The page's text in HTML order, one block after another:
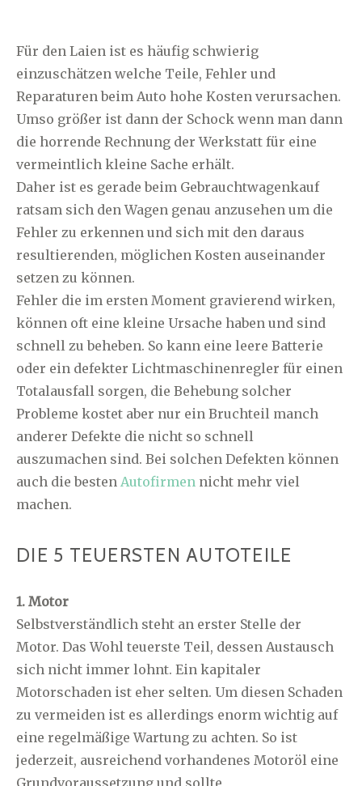
Für den Laien ist es häufig schwierig
einzuschätzen welche Teile, Fehler und
Reparaturen beim Auto hohe Kosten verursachen.
Umso größer ist dann der Schock wenn man dann
die horrende Rechnung der Werkstatt für eine
vermeintlich kleine Sache erhält.
Daher ist es gerade beim Gebrauchtwagenkauf
ratsam sich den Wagen genau anzusehen um die
Fehler zu erkennen und sich mit den daraus
resultierenden, möglichen Kosten auseinander
setzen zu können.
Fehler die im ersten Moment gravierend wirken,
können oft eine kleine Ursache haben und sind
schnell zu beheben. So kann eine leere Batterie
oder ein defekter Lichtmaschinenregler für einen
Totalausfall sorgen, die Behebung solcher
Probleme kostet aber nur ein Bruchteil manch
anderer Defekte die nicht so schnell
auszumachen sind. Bei solchen Defekten können
auch die besten Autofirmen nicht mehr viel
machen.
DIE 5 TEUERSTEN AUTOTEILE
1. Motor
Selbstverständlich steht an erster Stelle der
Motor. Das Wohl teuerste Teil, dessen Austausch
sich nicht immer lohnt. Ein kapitaler
Motorschaden ist eher selten. Um diesen Schaden
zu vermeiden ist es allerdings enorm wichtig auf
eine regelmäßige Wartung zu achten. So ist
jederzeit, ausreichend vorhandenes Motoröl eine
Grundvoraussetzung und sollte